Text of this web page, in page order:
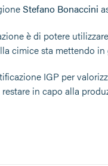
Stefano Bonaccini
è di potere
cimice sta mettendo
IGP per
in capo alla